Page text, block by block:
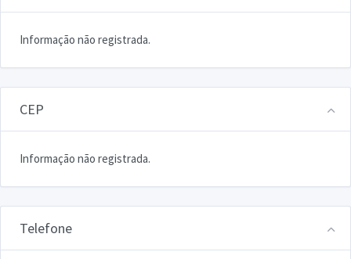
Informação não registrada.
CEP
Informação não registrada.
Telefone